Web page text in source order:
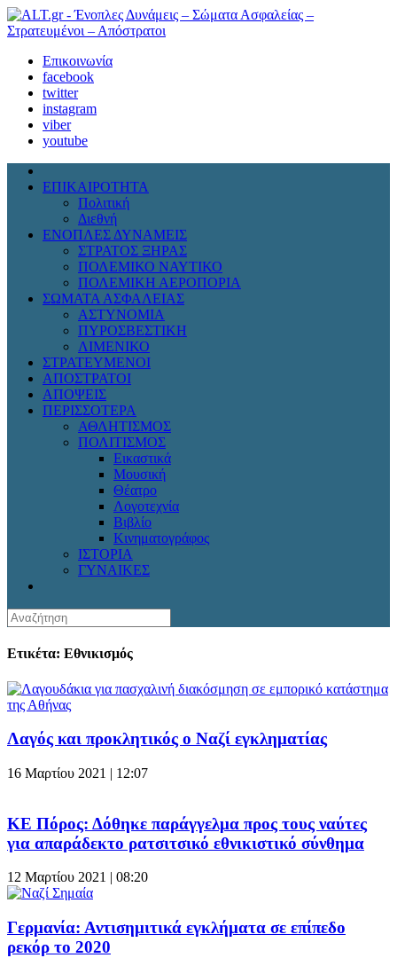
Επικοινωνία
facebook
twitter
instagram
viber
youtube
ΕΠΙΚΑΙΡΟΤΗΤΑ
Πολιτική
Διεθνή
ΕΝΟΠΛΕΣ ΔΥΝΑΜΕΙΣ
ΣΤΡΑΤΟΣ ΞΗΡΑΣ
ΠΟΛΕΜΙΚΟ ΝΑΥΤΙΚΟ
ΠΟΛΕΜΙΚΗ ΑΕΡΟΠΟΡΙΑ
ΣΩΜΑΤΑ ΑΣΦΑΛΕΙΑΣ
ΑΣΤΥΝΟΜΙΑ
ΠΥΡΟΣΒΕΣΤΙΚΗ
ΛΙΜΕΝΙΚΟ
ΣΤΡΑΤΕΥΜΕΝΟΙ
ΑΠΟΣΤΡΑΤΟΙ
ΑΠΟΨΕΙΣ
ΠΕΡΙΣΣΟΤΕΡΑ
ΑΘΛΗΤΙΣΜΟΣ
ΠΟΛΙΤΙΣΜΟΣ
Εικαστικά
Μουσική
Θέατρο
Λογοτεχνία
Βιβλίο
Κινηματογράφος
ΙΣΤΟΡΙΑ
ΓΥΝΑΙΚΕΣ
Ετικέτα: Εθνικισμός
Λαγός και προκλητικός ο Ναζί εγκληματίας
16 Μαρτίου 2021 | 12:07
ΚΕ Πόρος: Δόθηκε παράγγελμα προς τους ναύτες
για απαράδεκτο ρατσιτσικό εθνικιστικό σύνθημα
12 Μαρτίου 2021 | 08:20
Γερμανία: Αντισημιτικά εγκλήματα σε επίπεδο
ρεκόρ το 2020